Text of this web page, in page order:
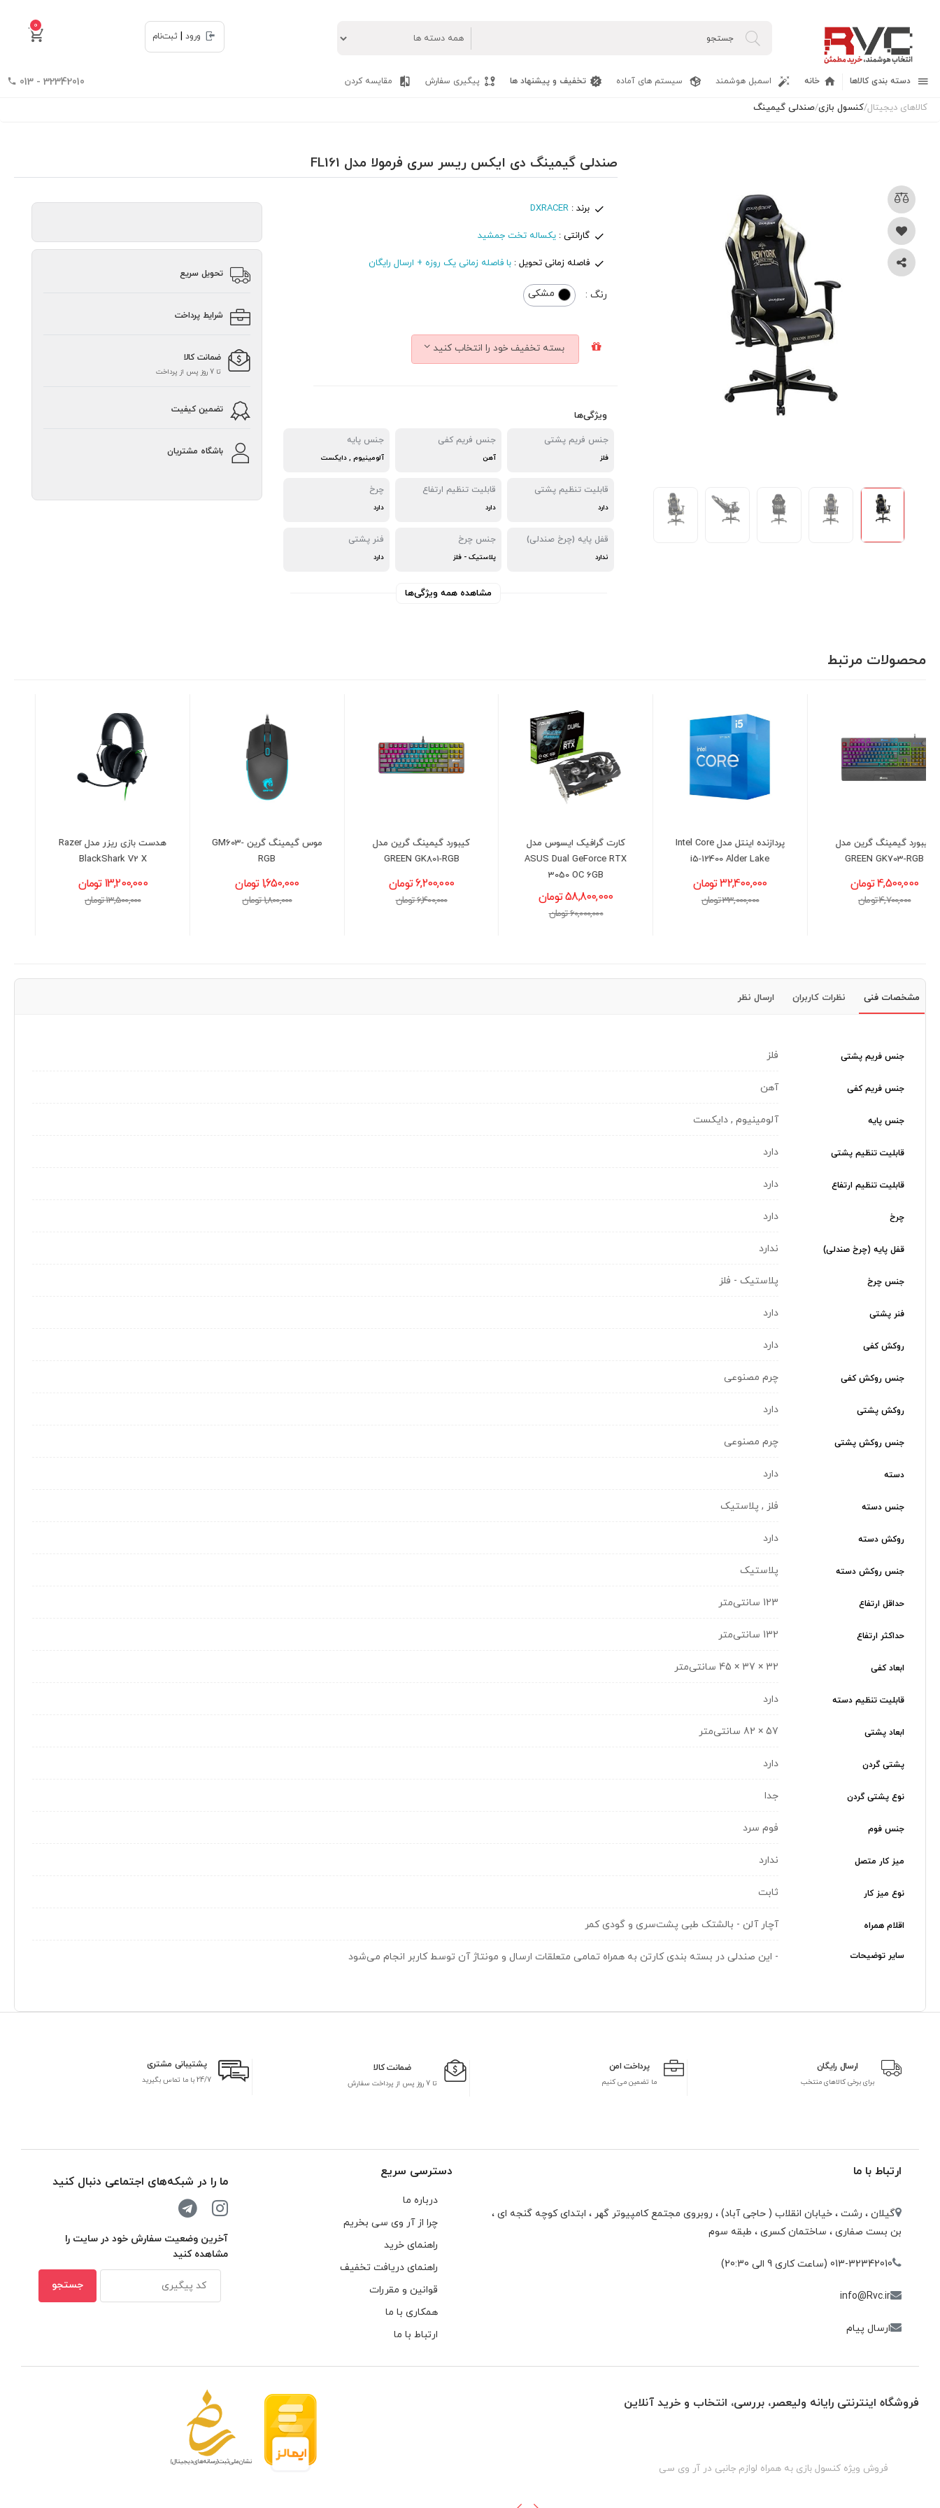
0
ورود
ثبت‌نام
دسته بندی کالاها خانه اسمبل هوشمند سیستم های آماده تخفیف و پیشنهاد ها پیگیری سفارش مقایسه کردن 32342010 - 013
کالاهای دیجیتال/کنسول بازی/صندلی گیمینگ
صندلی گیمینگ دی ایکس ریسر سری فرمولا مدل FL161
برند : DXRACER
گارانتی : یکساله تخت جمشید
فاصله زمانی تحویل : با فاصله زمانی یک روزه + ارسال رایگان
رنگ : مشکی
بسته تخفیف خود را انتخاب کنید
ویژگی‌ها
جنس فریم پشتی
فلز
جنس فریم کفی
آهن
جنس پایه
آلومینیوم , دایکست
قابلیت تنظیم پشتی
دارد
قابلیت تنظیم ارتفاع
دارد
چرخ
دارد
قفل پایه (چرخ صندلی)
ندارد
جنس چرخ
پلاستیک - فلز
فنر پشتی
دارد
مشاهده همه ویژگی‌ها
تحویل سریع
شرایط پرداخت
ضمانت کالا
تا 7 روز پس از پرداخت
تضمین کیفیت
باشگاه مشتریان
محصولات مرتبط
پردازنده اینتل مدل Intel Core
i5-12400 Alder Lake
32,400,000 تومان
33,000,000 تومان
کارت گرافیک ایسوس مدل
ASUS Dual GeForce RTX
58,800,000 تومان
کیبورد گیمینگ گرین مدل
GREEN GK801-RGB
6,400,000 تومان
موس گیمینگ گرین GM603-
RGB
1,650,000 تومان
1,800,000 تومان
هدست بازی ریزر مدل Razer
BlackShark V2 X
13,200,000 تومان
13,500,000 تومان
کیبورد با سیم گرین مدل
GREEN GK306
1,250,000 تومان
1,500,000 تومان
مشخصات فنی نظرات کاربران ارسال نظر
جنس فریم پشتی فلز
جنس فریم کفی آهن
جنس پایه آلومینیوم , دایکست
قابلیت تنظیم پشتی دارد
قابلیت تنظیم ارتفاع دارد
چرخ دارد
قفل پایه (چرخ صندلی) ندارد
جنس چرخ پلاستیک - فلز
فنر پشتی دارد
روکش کفی دارد
جنس روکش کفی چرم مصنوعی
روکش پشتی دارد
جنس روکش پشتی چرم مصنوعی
دسته دارد
جنس دسته فلز , پلاستیک
روکش دسته دارد
جنس روکش دسته پلاستیک
حداقل ارتفاع 123 سانتی‌متر
حداکثر ارتفاع 132 سانتی‌متر
ابعاد کفی 32 × 37 × 45 سانتی‌متر
قابلیت تنظیم دسته دارد
ابعاد پشتی 57 × 82 سانتی‌متر
پشتی گردن دارد
نوع پشتی گردن جدا
جنس فوم فوم سرد
میز کار متصل ندارد
نوع میز کار ثابت
اقلام همراه آچار آلن - بالشتک طبی پشت‌سری و گودی کمر
سایر توضیحات - این صندلی در بسته بندی کارتن به همراه تمامی متعلقات ارسال و مونتاژ آن توسط کاربر انجام می‌شود
ارسال رایگان
برای برخی کالاهای منتخب
پرداخت امن
ما تضمین می کنیم
ضمانت کالا
تا 7 روز پس از پرداخت سفارش
پشتیبانی مشتری
24/7 با ما تماس بگیرید
ارتباط با ما
گیلان ، رشت ، خيابان انقلاب ( حاجی آباد) ، روبروی مجتمع كامپيوتر گهر ، ابتدای كوچه گنجه ای ،
بن بست صفاری ، ساختمان كسری ، طبقه سوم
013-32342010 (ساعت کاری 9 الی 20:30)
info@Rvc.ir
ارسال پیام
دسترسی سریع
درباره ما
چرا از آر وی سی بخریم
راهنمای خرید
راهنمای دریافت تخفیف
قوانین و مقررات
همکاری با ما
ارتباط با ما
ما را در شبکه‌های اجتماعی دنبال کنید
آخرین وضعیت سفارش خود در سایت را
مشاهده کنید
فروشگاه اینترنتی رایانه ولیعصر، بررسی، انتخاب و خرید آنلاین
فروش ویژه کنسول بازی به همراه لوازم جانبی در آر وی سی هارهای اینترنال مخصوص دوربین های مدار بسته در ظرفیتهای مختلف